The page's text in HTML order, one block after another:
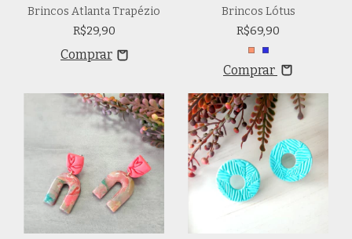
Brincos Atlanta Trapézio
R$29,90
Brincos Lótus
R$69,90
Comprar